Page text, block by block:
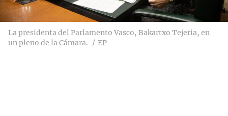
La presidenta del Parlamento Vasco, Bakartxo Tejeria, en
un pleno de la Cámara.
EP